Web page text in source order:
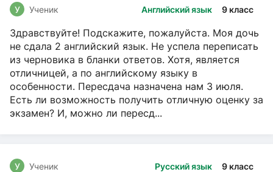
Английский язык 9 класс
У Ученик
Здравствуйте! Подскажите, пожалуйста. Моя дочь
не сдала 2 английский язык. Не успела переписать
из черновика в бланки ответов. Хотя, является
отличницей, а по английскому языку в
особенности. Пересдача назначена нам 3 июля.
Есть ли возможность получить отличную оценку за
экзамен? И, можно ли пересд...
Русский язык 9 класс
У Ученик